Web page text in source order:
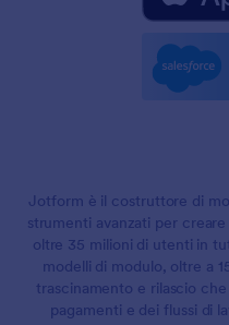
Jotform è il costruttore di
strumenti avanzati per
oltre 35 milioni di utenti in
modelli di modulo, oltre a
trascinamento e rilascio
pagamenti e dei flussi di